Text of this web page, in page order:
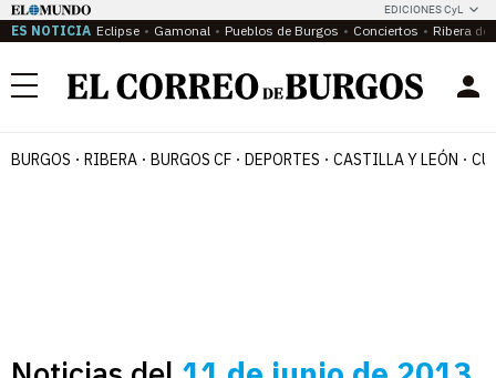
EDICIONES CyL
ES NOTICIA Eclipse Gamonal Pueblos de Burgos Conciertos Ribera del
Menú
BURGOS RIBERA BURGOS CF DEPORTES CASTILLA Y LEÓN